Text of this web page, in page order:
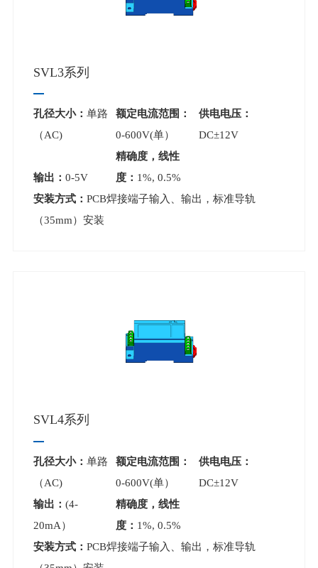
SVL3系列
孔径大小： 单路
（AC)
额定电流范围：
0-600V(单）
供电电压：
DC±12V
输出： 0-5V
精确度，线性
度： 1%, 0.5%
安装方式： PCB焊接端子输入、输出，标准导轨
（35mm）安装
SVL4系列
孔径大小： 单路
（AC)
额定电流范围：
0-600V(单）
供电电压：
DC±12V
输出： (4-
20mA）
精确度，线性
度： 1%, 0.5%
安装方式： PCB焊接端子输入、输出，标准导轨